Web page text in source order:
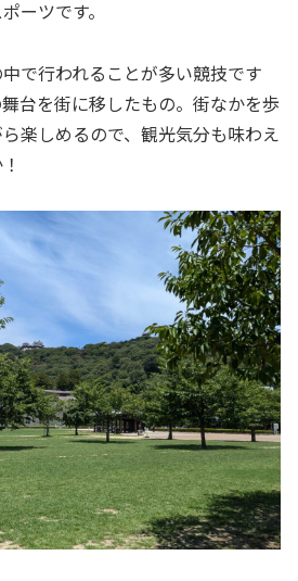
ーツです。
で行われることが多い競技です
台を街に移したもの。街なかを歩
楽しめるので、観光気分も味わえ